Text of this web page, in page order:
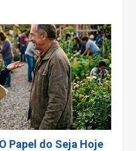
Papel do Seja Hoje